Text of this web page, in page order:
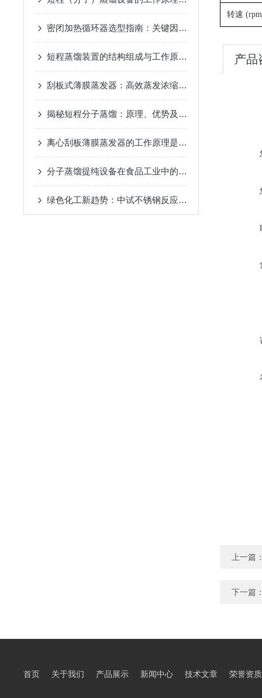
密闭加热循环器选型指南：关键因素与考量 2024-11-14
短程蒸馏装置的结构组成与工作原理
刮板式薄膜蒸发器：高效蒸发浓缩设备的深度解析
揭秘短程分子蒸馏：原理、优势及未来发展趋势
离心刮板薄膜蒸发器的工作原理是什么？
分子蒸馏提纯设备在食品工业中的应用
绿色化工新趋势：中试不锈钢反应釜的环保应用
转速
产品
上一篇
下一篇
首页 关于我们 产品展示 新闻中心 技术文章 荣誉资质